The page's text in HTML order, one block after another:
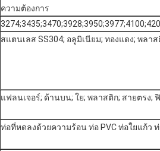
ความต้องการ
สแตนเลส SS304; อลูมิเนียม; ทองแดง; พลา
แฟลนเจอร์; ด้านบน; ใย; พลาสติก; สายตรง;
ท่อที่หดลงด้วยความร้อน ท่อ PVC ท่อใยแก้ว